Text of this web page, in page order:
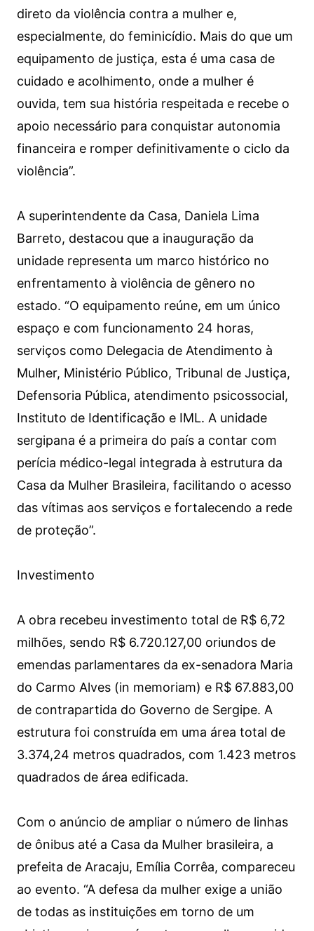
direto da violência contra a mulher e,
especialmente, do feminicídio. Mais do que um
equipamento de justiça, esta é uma casa de
cuidado e acolhimento, onde a mulher é
ouvida, tem sua história respeitada e recebe o
apoio necessário para conquistar autonomia
financeira e romper definitivamente o ciclo da
violência”.
A superintendente da Casa, Daniela Lima
Barreto, destacou que a inauguração da
unidade representa um marco histórico no
enfrentamento à violência de gênero no
estado. “O equipamento reúne, em um único
espaço e com funcionamento 24 horas,
serviços como Delegacia de Atendimento à
Mulher, Ministério Público, Tribunal de Justiça,
Defensoria Pública, atendimento psicossocial,
Instituto de Identificação e IML. A unidade
sergipana é a primeira do país a contar com
perícia médico-legal integrada à estrutura da
Casa da Mulher Brasileira, facilitando o acesso
das vítimas aos serviços e fortalecendo a rede
de proteção”.
Investimento
A obra recebeu investimento total de R$ 6,72
milhões, sendo R$ 6.720.127,00 oriundos de
emendas parlamentares da ex-senadora Maria
do Carmo Alves (in memoriam) e R$ 67.883,00
de contrapartida do Governo de Sergipe. A
estrutura foi construída em uma área total de
3.374,24 metros quadrados, com 1.423 metros
quadrados de área edificada.
Com o anúncio de ampliar o número de linhas
de ônibus até a Casa da Mulher brasileira, a
prefeita de Aracaju, Emília Corrêa, compareceu
ao evento. “A defesa da mulher exige a união
de todas as instituições em torno de um